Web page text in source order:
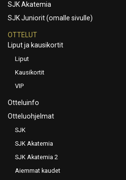
SJK Akatemia
SJK Juniorit (omalle sivulle)
OTTELUT
Liput ja kausikortit
Liput
Kausikortit
VIP
Otteluinfo
Otteluohjelmat
SJK
SJK Akatemia
SJK Akatemia 2
Aiemmat kaudet